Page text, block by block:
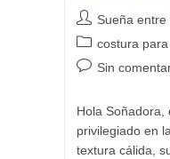
Autor
de
la
entrada:
Sueña entre
Categoría
de
costura
Comentarios
la
Sin
Hola Soñadora,
privilegiado en
textura cálida,